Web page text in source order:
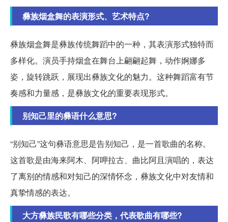
彝族烟盒舞的表演形式、艺术特点?
彝族烟盒舞是彝族传统舞蹈中的一种，其表演形式独特而
多样化。演员手持烟盒在舞台上翩翩起舞，动作婀娜多
姿，旋转跳跃，展现出彝族文化的魅力。这种舞蹈富有节
奏感和力量感，是彝族文化的重要表现形式。
别知己里的彝语什么意思?
“别知己”这句彝语意思是告别知己，是一首歌曲的名称。
这首歌是由海来阿木、阿呷拉古、曲比阿且演唱的，表达
了离别的情感和对知己的深情怀念，彝族文化中对友情和
真挚情感的表达。
大方彝族民歌有哪些分类，代表歌曲有哪些?